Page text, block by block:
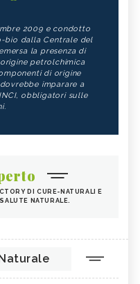
2009 e condotto
bio dalla Centrale del
la presenza di
petrolchimica
di origine
imparare a
obbligatori sulle
DI CURE-NATURALI E
NATURALE.